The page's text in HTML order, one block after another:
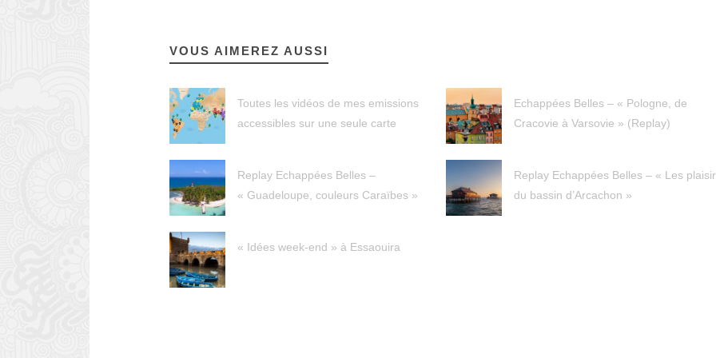
VOUS AIMEREZ AUSSI
Toutes les vidéos de mes emissions
accessibles sur une seule carte
Echappées Belles – « Pologne, de
Cracovie à Varsovie » (Replay)
Replay Echappées Belles –
« Guadeloupe, couleurs Caraïbes »
Replay Echappées Belles – « Les
du bassin d’Arcachon »
« Idées week-end » à Essaouira